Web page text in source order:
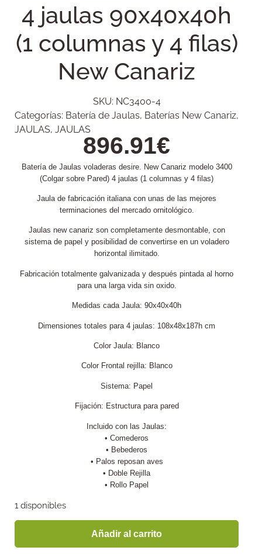
4 jaulas 90x40x40h
(1 columnas y 4 filas)
New Canariz
SKU: NC3400-4
Categorías: Batería de Jaulas, Baterías New Canariz,
JAULAS, JAULAS
896.91€
Batería de Jaulas voladeras desire. New Canariz modelo 3400
(Colgar sobre Pared) 4 jaulas (1 columnas y 4 filas)
Jaula de fabricación italiana con unas de las mejores
terminaciones del mercado ornitológico.
Jaulas new canariz son completamente desmontable, con
sistema de papel y posibilidad de convertirse en un voladero
horizontal ilimitado.
Fabricación totalmente galvanizada y después pintada al horno
para una larga vida sin oxido.
Medidas cada Jaula: 90x40x40h
Dimensiones totales para 4 jaulas: 108x48x187h cm
Color Jaula: Blanco
Color Frontal rejilla: Blanco
Sistema: Papel
Fijación: Estructura para pared
Incluido con las Jaulas:
• Comederos
• Bebederos
• Palos reposan aves
• Doble Rejilla
• Rollo Papel
1 disponibles
Añadir al carrito